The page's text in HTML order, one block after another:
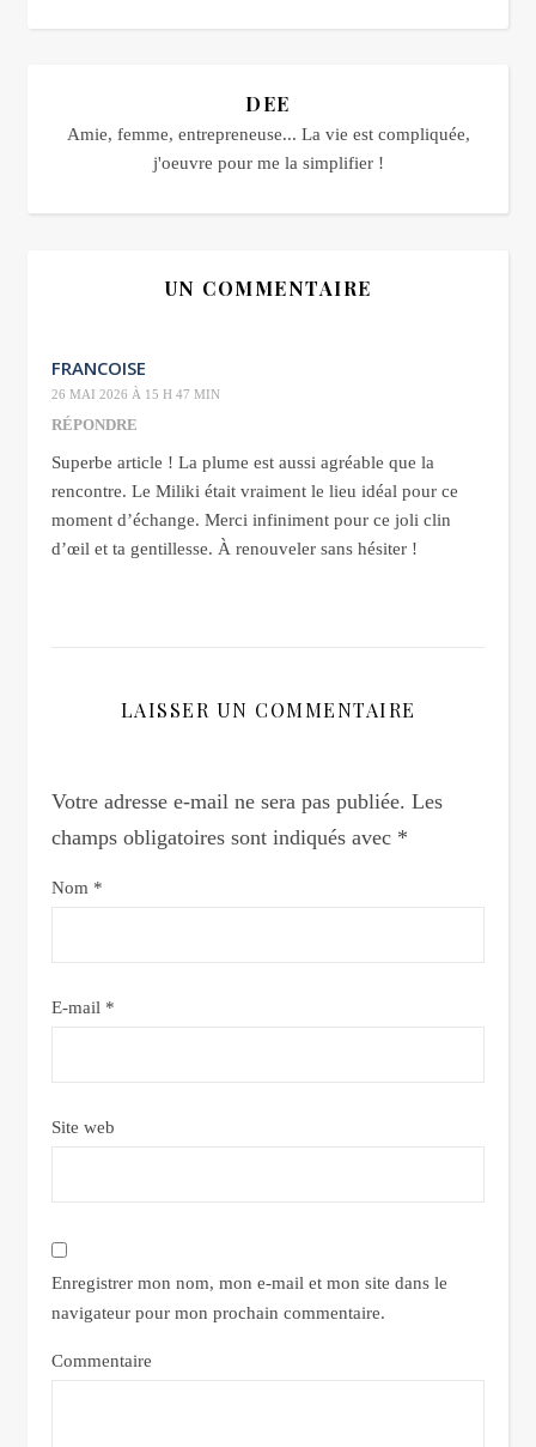
DEE
Amie, femme, entrepreneuse... La vie est compliquée,
j'oeuvre pour me la simplifier !
UN COMMENTAIRE
FRANCOISE
26 MAI 2026 À 15 H 47 MIN
RÉPONDRE
Superbe article ! La plume est aussi agréable que la
rencontre. Le Miliki était vraiment le lieu idéal pour ce
moment d’échange. Merci infiniment pour ce joli clin
d’œil et ta gentillesse. À renouveler sans hésiter !
LAISSER UN COMMENTAIRE
Votre adresse e-mail ne sera pas publiée. Les
champs obligatoires sont indiqués avec *
Nom *
E-mail *
Site web
Enregistrer mon nom, mon e-mail et mon site dans le
navigateur pour mon prochain commentaire.
Commentaire